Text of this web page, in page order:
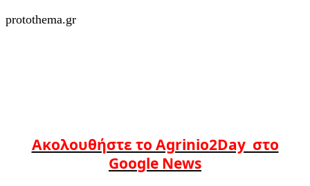
protothema.gr
Ακολουθήστε το Agrinio2Day στο
Google News